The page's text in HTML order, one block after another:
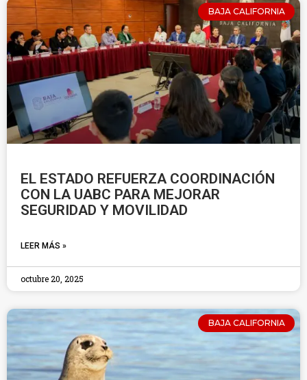
BAJA CALIFORNIA
EL ESTADO REFUERZA COORDINACIÓN
CON LA UABC PARA MEJORAR
SEGURIDAD Y MOVILIDAD
LEER MÁS »
octubre 20, 2025
BAJA CALIFORNIA